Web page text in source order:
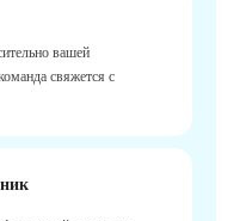
вашей
свяжется с